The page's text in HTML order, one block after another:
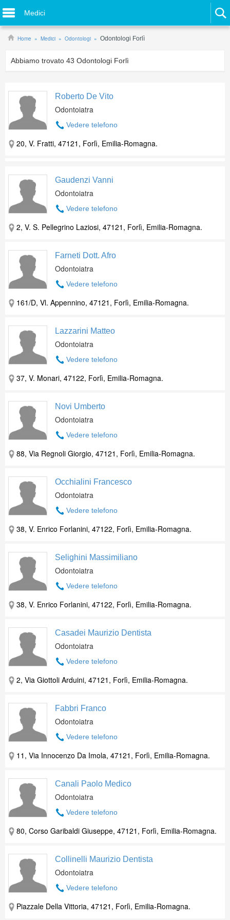
Medici
Home Medici Odontologi Odontologi Forlì
Abbiamo trovato 43 Odontologi Forlì
Roberto De Vito
Odontoiatra
Vedere telefono
20, V. Fratti, 47121, Forlì, Emilia-Romagna.
Gaudenzi Vanni
Odontoiatra
Vedere telefono
2, V. S. Pellegrino Laziosi, 47121, Forlì, Emilia-Romagna.
Farneti Dott. Afro
Odontoiatra
Vedere telefono
161/D, Vl. Appennino, 47121, Forlì, Emilia-Romagna.
Lazzarini Matteo
Odontoiatra
Vedere telefono
37, V. Monari, 47122, Forlì, Emilia-Romagna.
Novi Umberto
Odontoiatra
Vedere telefono
88, Via Regnoli Giorgio, 47121, Forlì, Emilia-Romagna.
Occhialini Francesco
Odontoiatra
Vedere telefono
38, V. Enrico Forlanini, 47122, Forlì, Emilia-Romagna.
Selighini Massimiliano
Odontoiatra
Vedere telefono
38, V. Enrico Forlanini, 47122, Forlì, Emilia-Romagna.
Casadei Maurizio Dentista
Odontoiatra
Vedere telefono
2, Via Giottoli Arduini, 47121, Forlì, Emilia-Romagna.
Fabbri Franco
Odontoiatra
Vedere telefono
11, Via Innocenzo Da Imola, 47121, Forlì, Emilia-Romagna.
Canali Paolo Medico
Odontoiatra
Vedere telefono
80, Corso Garibaldi Giuseppe, 47121, Forlì, Emilia-Romagna.
Collinelli Maurizio Dentista
Odontoiatra
Vedere telefono
Piazzale Della Vittoria, 47121, Forlì, Emilia-Romagna.